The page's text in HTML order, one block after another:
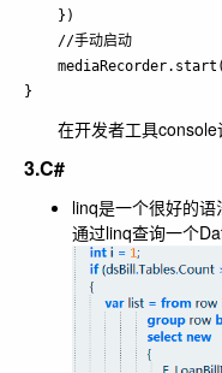
    })
    //手动启动
在开发者工具console
3.C#
linq是一个很好的
通过linq查询一个